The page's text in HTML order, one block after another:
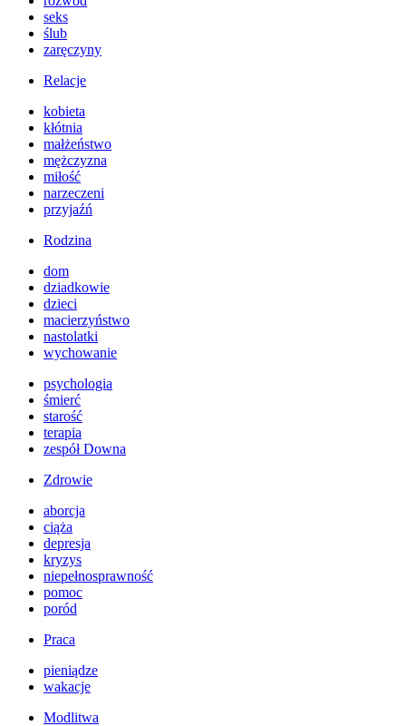
seks
ślub
zaręczyny
Relacje
kobieta
kłótnia
małżeństwo
mężczyzna
miłość
narzeczeni
przyjaźń
Rodzina
dom
dziadkowie
dzieci
macierzyństwo
nastolatki
wychowanie
psychologia
śmierć
starość
terapia
zespół Downa
Zdrowie
aborcja
ciąża
depresja
kryzys
niepełnosprawność
pomoc
poród
Praca
pieniądze
wakacje
Modlitwa